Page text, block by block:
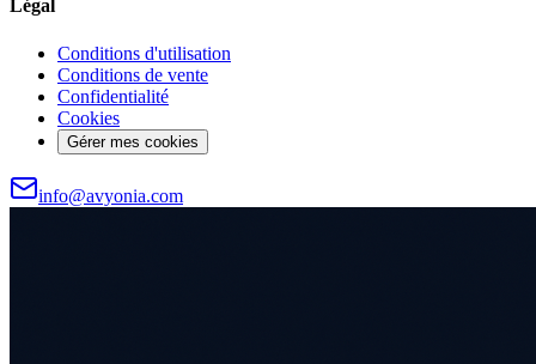
Légal
Conditions d'utilisation
Conditions de vente
Confidentialité
Cookies
Gérer mes cookies
info@avyonia.com